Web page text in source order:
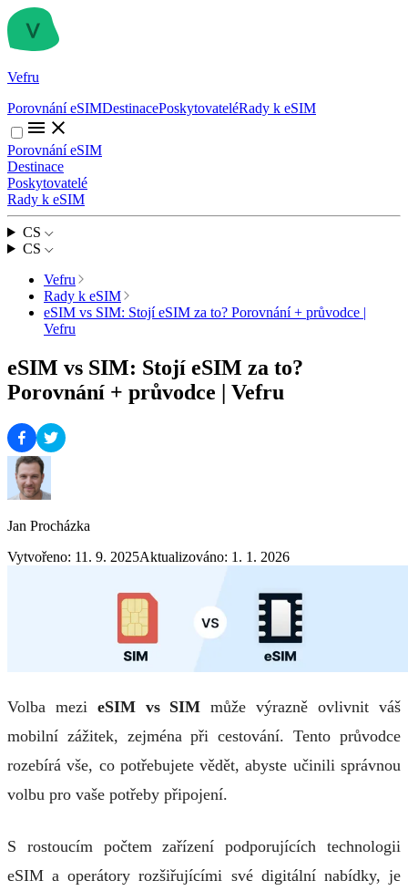
Vefru
Porovnání eSIMDestinacePoskytovateléRady k eSIM
Porovnání eSIM
Destinace
Poskytovatelé
Rady k eSIM
CS
CS
Vefru
Rady k eSIM
eSIM vs SIM: Stojí eSIM za to? Porovnání + průvodce |
Vefru
eSIM vs SIM: Stojí eSIM za to?
Porovnání + průvodce | Vefru
Jan Procházka
Vytvořeno: 11. 9. 2025Aktualizováno: 1. 1. 2026
Volba mezi eSIM vs SIM může výrazně ovlivnit váš
mobilní zážitek, zejména při cestování. Tento průvodce
rozebírá vše, co potřebujete vědět, abyste učinili správnou
volbu pro vaše potřeby připojení.
S rostoucím počtem zařízení podporujících technologii
eSIM a operátory rozšiřujícími své digitální nabídky, je